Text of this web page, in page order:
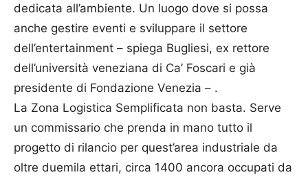
dedicata all’ambiente. Un luogo dove si possa
anche gestire eventi e sviluppare il settore
dell’entertainment – spiega Bugliesi, ex rettore
dell’università veneziana di Ca’ Foscari e già
presidente di Fondazione Venezia – .
La Zona Logistica Semplificata non basta. Serve
un commissario che prenda in mano tutto il
progetto di rilancio per quest’area industriale da
oltre duemila ettari, circa 1400 ancora occupati da